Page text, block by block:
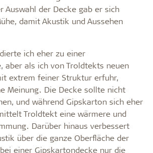
Auswahl der Decke gab er sich
damit Akustik und Aussehen
ich eher zu einer
aber als ich von Troldtekts neuen
extrem feiner Struktur erfuhr,
Meinung. Die Decke sollte nicht
und während Gipskarton sich eher
Troldtekt eine wärmere und
Darüber hinaus verbessert
über die ganze Oberfläche der
einer Gipskartondecke nur die